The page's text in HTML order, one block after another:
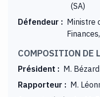
(SA)
Défendeur : Ministre
COMPOSITION DE
Président : M. Bézard
Rapporteur : M.